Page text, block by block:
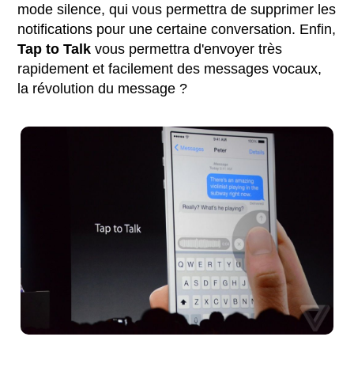
mode silence, qui vous permettra de supprimer les
notifications pour une certaine conversation. Enfin,
Tap to Talk vous permettra d'envoyer très
rapidement et facilement des messages vocaux,
la révolution du message ?